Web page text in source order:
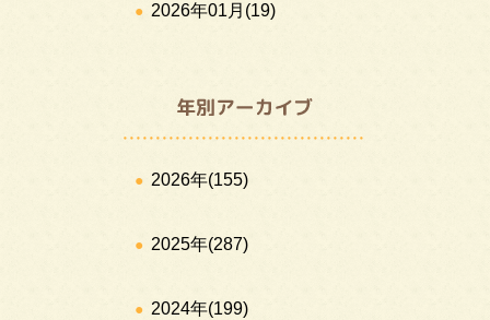
2026年01月 (19)
2026年(155)
2025年(287)
2024年(199)